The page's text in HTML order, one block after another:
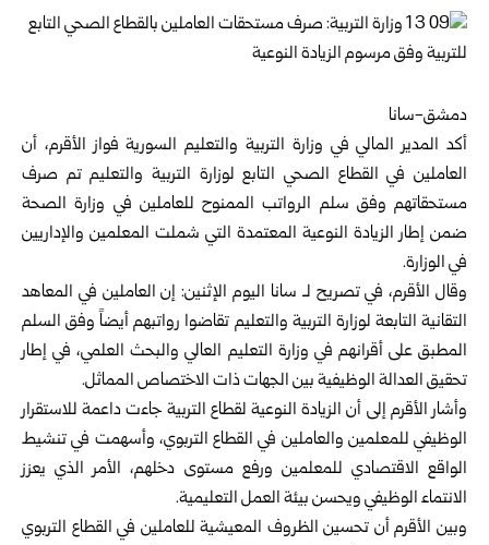
دمشق-سانا‌
أكد المدير المالي في وزارة التربية والتعليم السوريةفواز ‏الأقرم، أن
العاملين في القطاع الصحي التابع لوزارة التربية ‏والتعليم تم صرف
مستحقاتهم وفق سلم الرواتب الممنوح ‏للعاملين في وزارة الصحة
ضمن إطار الزيادة النوعية ‏المعتمدة التي شملت المعلمين والإداريين
في الوزارة‎.‎
وقال الأقرم، في تصريح لـ سانا اليوم الإثنين: إن العاملين في ‏المعاهد
التقانية التابعة لوزارة التربية والتعليم تقاضوا رواتبهم ‏أيضاً وفق السلم
المطبق على أقرانهم في وزارة التعليم العالي ‏والبحث العلمي، في إطار
تحقيق العدالة الوظيفية بين الجهات ‏ذات الاختصاص المماثل‎.‎
وأشار الأقرم إلى أن الزيادة النوعية لقطاع التربية جاءت داعمة ‏للاستقرار
الوظيفي للمعلمين والعاملين في القطاع التربوي، ‏وأسهمت في تنشيط
الواقع الاقتصادي للمعلمين ورفع مستوى ‏دخلهم، الأمر الذي يعزز
الانتماء الوظيفي ويحسن بيئة العمل ‏التعليمية‎.‎
وبين الأقرم أن تحسين الظروف المعيشية للعاملين في القطاع ‏التربوي